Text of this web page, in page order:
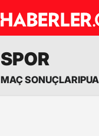
SPOR
MAÇ SONUÇLARI